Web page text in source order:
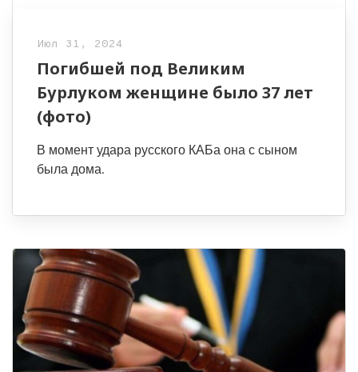
Июл 31, 2024
Погибшей под Великим
Бурлуком женщине было 37 лет
(фото)
В момент удара русского КАБа она с сыном
была дома.